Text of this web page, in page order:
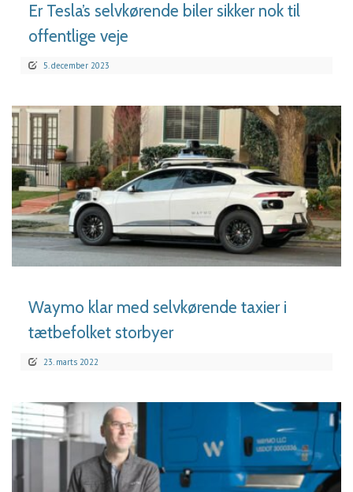
Er Tesla’s selvkørende biler sikker nok til
offentlige veje
5. december 2023
LÆS MERE
Waymo klar med selvkørende taxier i
tætbefolket storbyer
23. marts 2022